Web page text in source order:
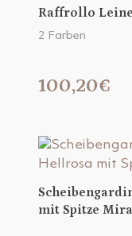
Raffrollo
2 Farben
100,20€
mit Spitze Mira